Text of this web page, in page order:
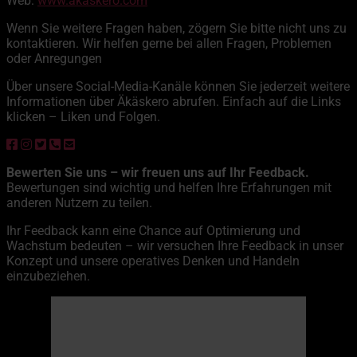
Wenn Sie weitere Fragen haben, zögern Sie bitte nicht uns zu
kontaktieren. Wir helfen gerne bei allen Fragen, Problemen
oder Anregungen
Über unsere Social-Media-Kanäle können Sie jederzeit weitere
Informationen über Äkäskero abrufen. Einfach auf die Links
klicken – Liken und Folgen.
Bewerten Sie uns – wir freuen uns auf Ihr Feedback.
Bewertungen sind wichtig und helfen Ihre Erfahrungen mit
anderen Nutzern zu teilen.
Ihr Feedback kann eine Chance auf Optimierung und
Wachstum bedeuten – wir versuchen Ihre Feedback in unser
Konzept und unsere operatives Denken und Handeln
einzubeziehen.